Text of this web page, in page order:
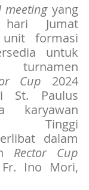
meeting yang
Jumat
formasi
untuk
Cup 2024
St. Paulus
karyawan
Tinggi
dalam
Rector Cup
Fr. Ino Mori,